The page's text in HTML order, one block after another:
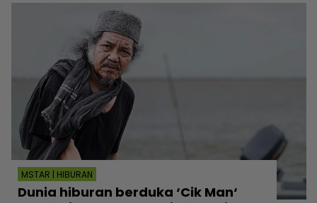
MSTAR | HIBURAN
Dunia hiburan berduka ‘Cik Man‘